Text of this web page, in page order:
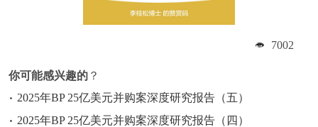
7002
你可能感兴趣的 ？
2025年BP 25亿美元并购案深度研究报告（五）
2025年BP 25亿美元并购案深度研究报告（四）